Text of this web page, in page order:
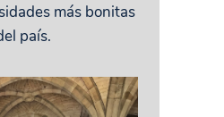
más bonitas
país.